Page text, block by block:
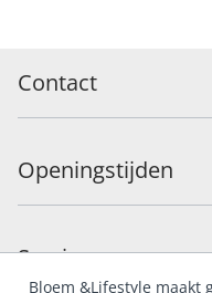
Contact
Openingstijden
Service
Bloem &Lifestyle maakt